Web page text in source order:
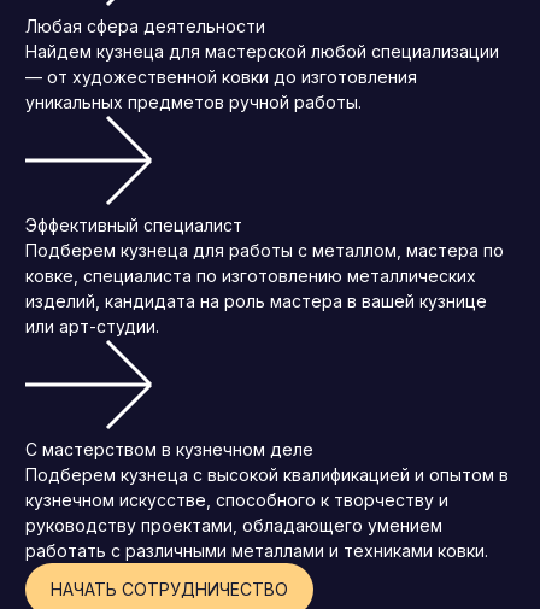
Франшиза
Любая сфера деятельности
Найдем кузнеца для мастерской любой специализации
— от художественной ковки до изготовления
уникальных предметов ручной работы.
Эффективный специалист
Подберем кузнеца для работы с металлом, мастера по
ковке, специалиста по изготовлению металлических
изделий, кандидата на роль мастера в вашей кузнице
или арт-студии.
С мастерством в кузнечном деле
Подберем кузнеца с высокой квалификацией и опытом в
кузнечном искусстве, способного к творчеству и
руководству проектами, обладающего умением
работать с различными металлами и техниками ковки.
НАЧАТЬ СОТРУДНИЧЕСТВО